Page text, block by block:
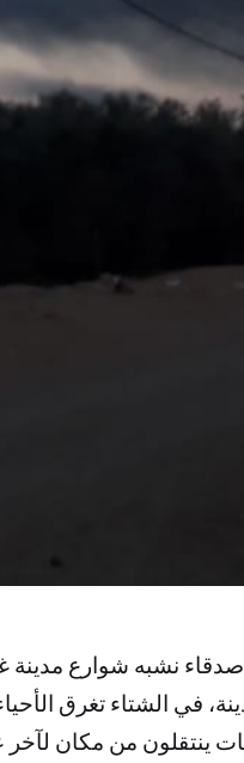
نشبه شوارع
في الشتاء تغرق
ينتقلون من مكان